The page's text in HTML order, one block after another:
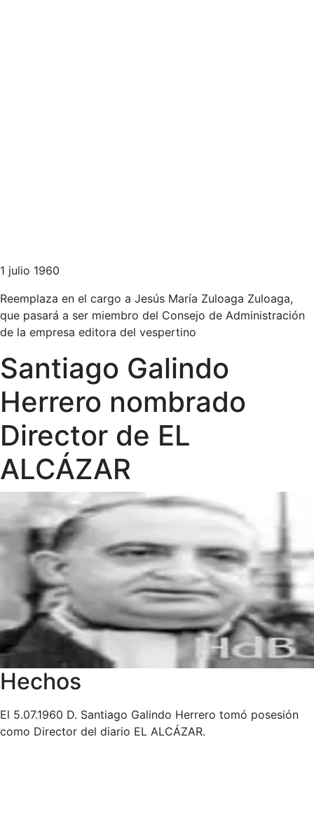
1 julio 1960
Reemplaza en el cargo a Jesús María Zuloaga Zuloaga,
que pasará a ser miembro del Consejo de Administración
de la empresa editora del vespertino
Santiago Galindo
Herrero nombrado
Director de EL
ALCÁZAR
Hechos
El 5.07.1960 D. Santiago Galindo Herrero tomó posesión
como Director del diario EL ALCÁZAR.